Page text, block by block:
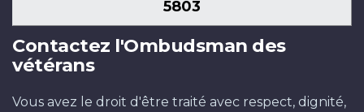
5803
Contactez l'Ombudsman des
vétérans
Vous avez le droit d'être traité avec respect, dignité,